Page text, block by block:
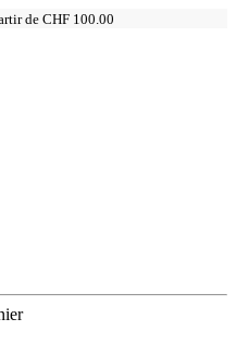
de CHF 100.00